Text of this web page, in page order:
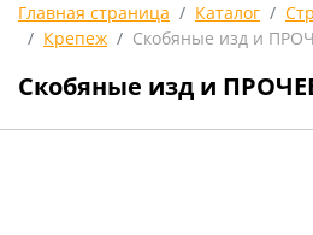
Главная страница Каталог
Крепеж
Скобяные изд и
Скобяные изд и